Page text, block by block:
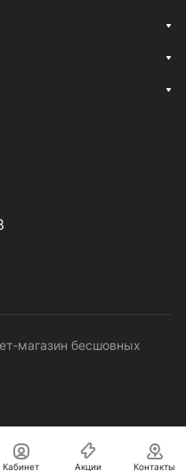
магазин бесшовных
Кабинет Акции Контакты